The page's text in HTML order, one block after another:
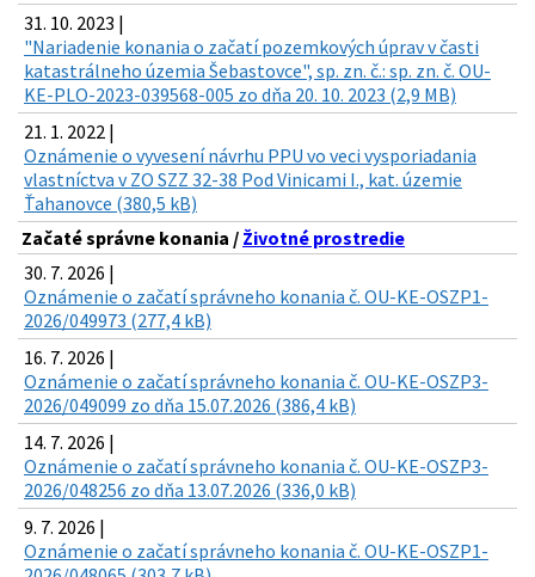
31. 10. 2023 |
"Nariadenie konania o začatí pozemkových úprav v časti
katastrálneho územia Šebastovce", sp. zn. č.: sp. zn. č. OU-
KE-PLO-2023-039568-005 zo dňa 20. 10. 2023 (2,9 MB)
21. 1. 2022 |
Oznámenie o vyvesení návrhu PPU vo veci vysporiadania
vlastníctva v ZO SZZ 32-38 Pod Vinicami I., kat. územie
Ťahanovce (380,5 kB)
Začaté správne konania / Životné prostredie
30. 7. 2026 |
Oznámenie o začatí správneho konania č. OU-KE-OSZP1-
2026/049973 (277,4 kB)
16. 7. 2026 |
Oznámenie o začatí správneho konania č. OU-KE-OSZP3-
2026/049099 zo dňa 15.07.2026 (386,4 kB)
14. 7. 2026 |
Oznámenie o začatí správneho konania č. OU-KE-OSZP3-
2026/048256 zo dňa 13.07.2026 (336,0 kB)
9. 7. 2026 |
Oznámenie o začatí správneho konania č. OU-KE-OSZP1-